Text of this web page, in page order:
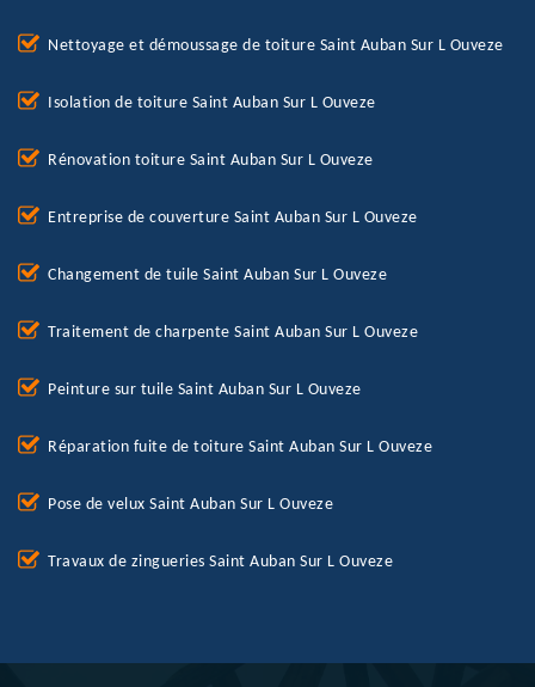
Nettoyage et démoussage de toiture Saint Auban Sur L Ouveze
Isolation de toiture Saint Auban Sur L Ouveze
Rénovation toiture Saint Auban Sur L Ouveze
Entreprise de couverture Saint Auban Sur L Ouveze
Changement de tuile Saint Auban Sur L Ouveze
Traitement de charpente Saint Auban Sur L Ouveze
Peinture sur tuile Saint Auban Sur L Ouveze
Réparation fuite de toiture Saint Auban Sur L Ouveze
Pose de velux Saint Auban Sur L Ouveze
Travaux de zingueries Saint Auban Sur L Ouveze